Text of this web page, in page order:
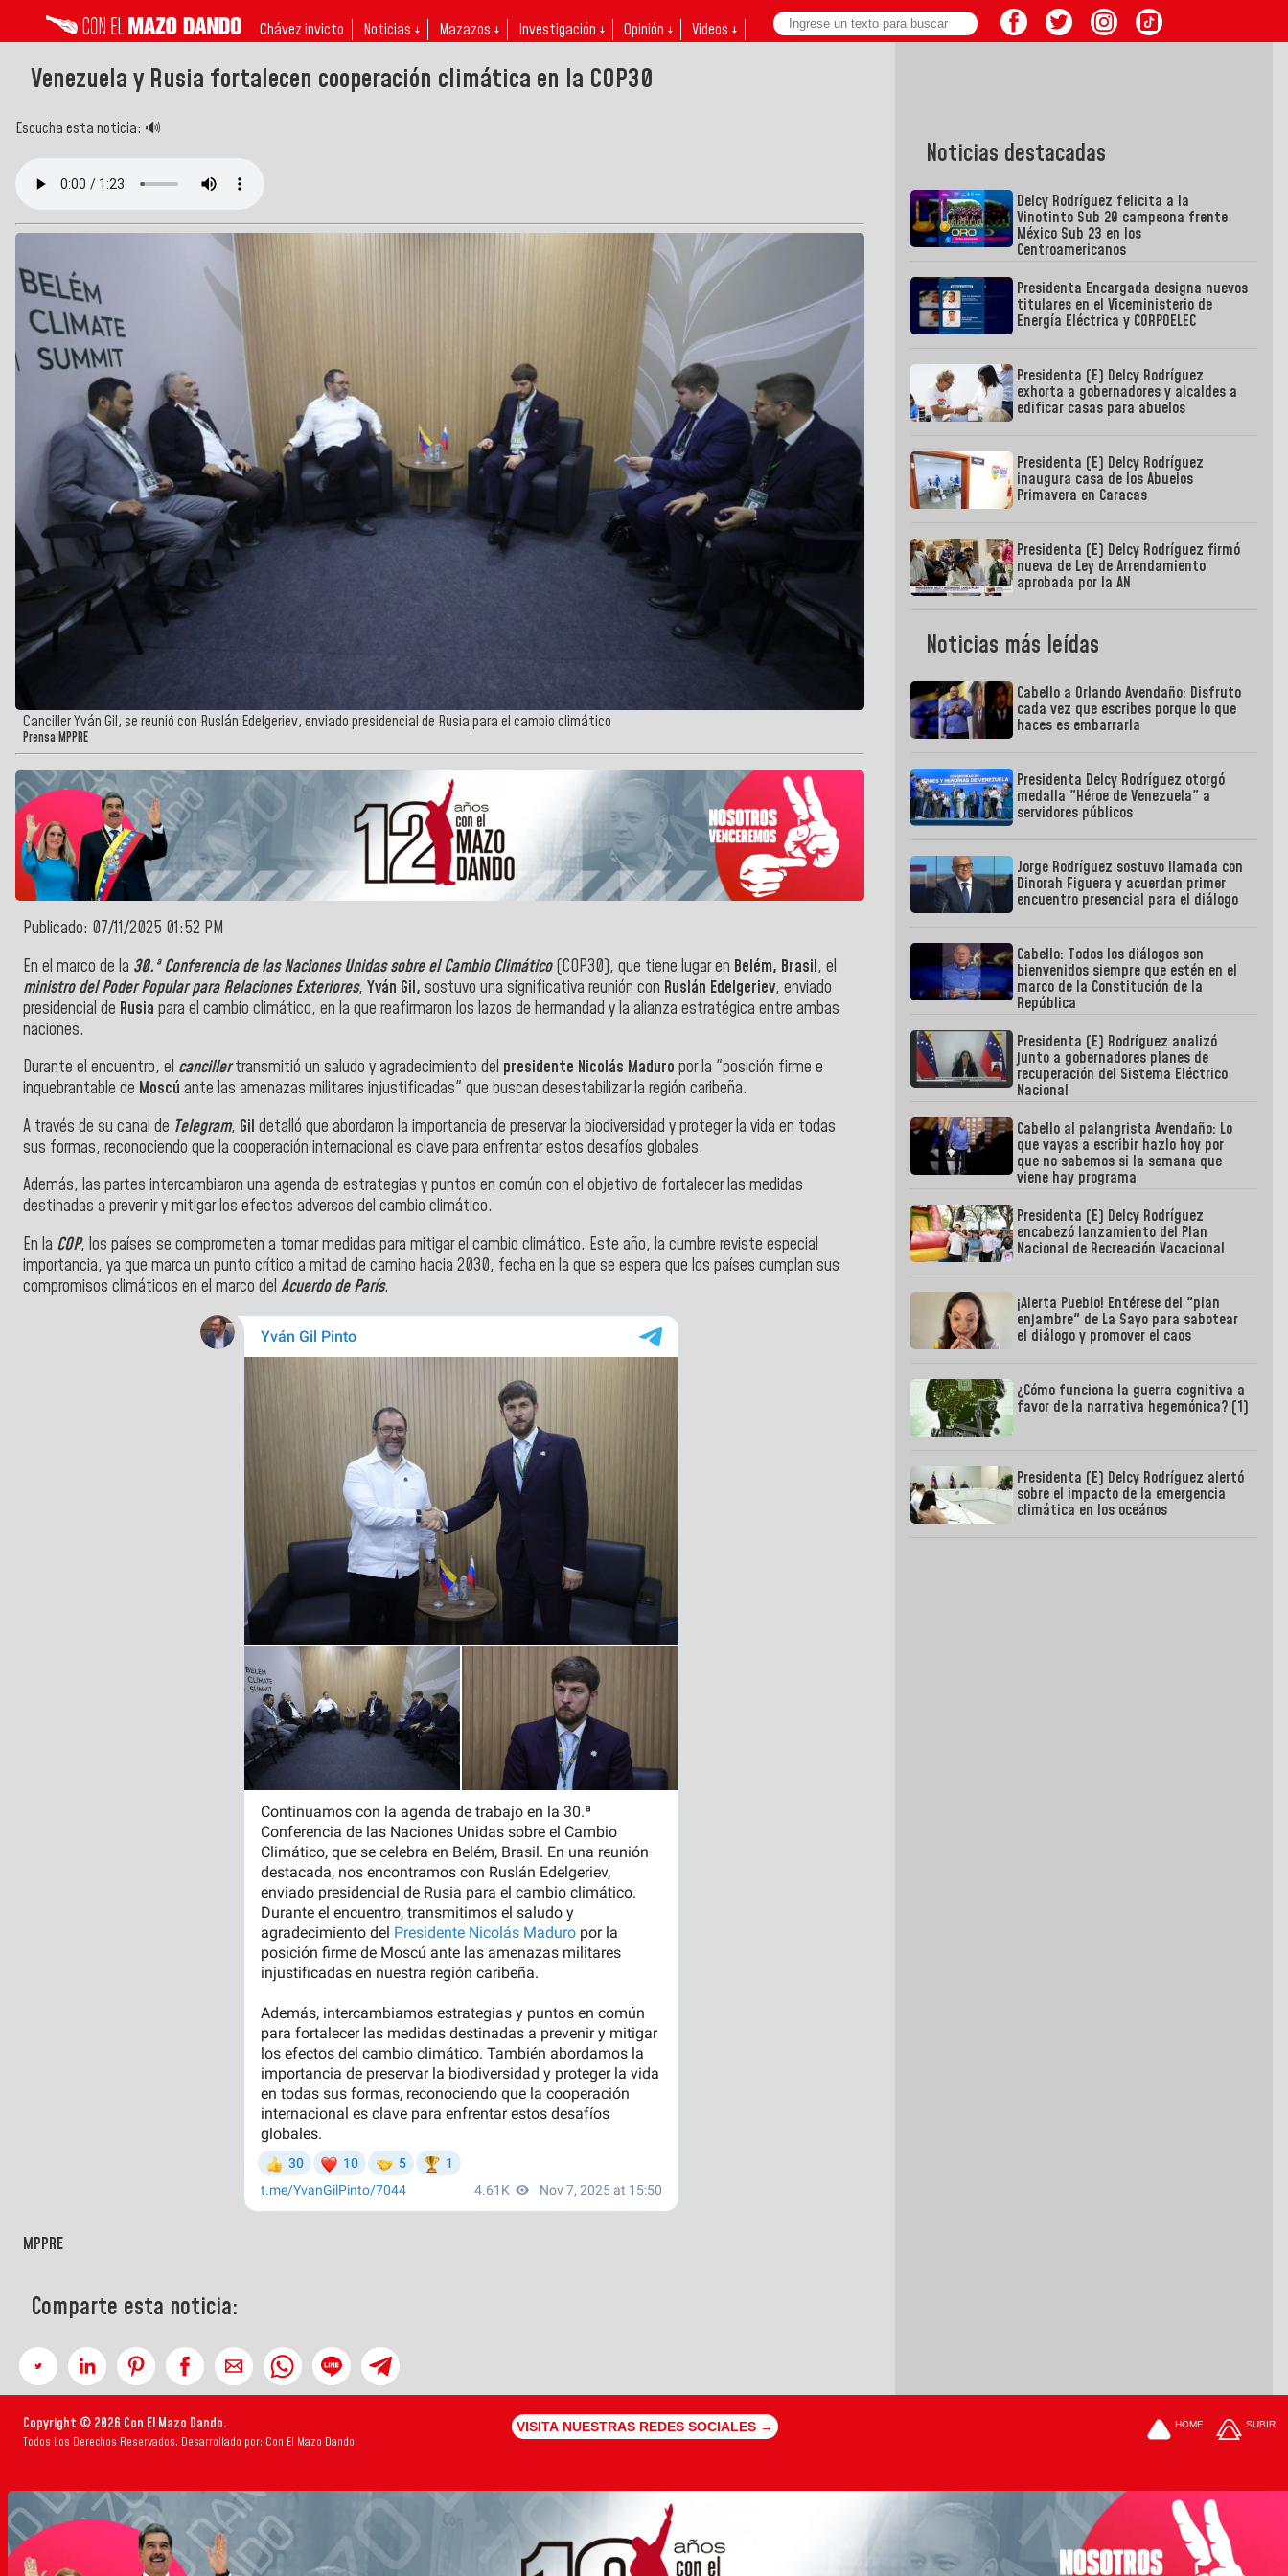
Chávez invicto Noticias ↓ Mazazos ↓ Investigación ↓ Opinión ↓ Videos ↓
Venezuela y Rusia fortalecen cooperación climática en la COP30
Escucha esta noticia: 🔊
Canciller Yván Gil, se reunió con Ruslán Edelgeriev, enviado presidencial de Rusia para el cambio climático
Prensa MPPRE
Publicado: 07/11/2025 01:52 PM
En el marco de la 30.ª Conferencia de las Naciones Unidas sobre el Cambio Climático(COP30), que tiene lugar en Belém, Brasil, el
ministro del Poder Popular para Relaciones Exteriores, Yván Gil, sostuvo una significativa reunión con Ruslán Edelgeriev, enviado
presidencial de Rusia para el cambio climático, en la que reafirmaron los lazos de hermandad y la alianza estratégica entre ambas
naciones.
Durante el encuentro, el cancillertransmitió un saludo y agradecimiento del presidente Nicolás Maduro por la "posición firme e
inquebrantable de Moscú ante las amenazas militares injustificadas" que buscan desestabilizar la región caribeña.
A través de su canal de Telegram, Gil detalló que abordaron la importancia de preservar la biodiversidad y proteger la vida en todas
sus formas, reconociendo que la cooperación internacional es clave para enfrentar estos desafíos globales.
Además, las partes intercambiaron una agenda de estrategias y puntos en común con el objetivo de fortalecer las medidas
destinadas a prevenir y mitigar los efectos adversos del cambio climático.
En la COP, los países se comprometen a tomar medidas para mitigar el cambio climático. Este año, la cumbre reviste especial
importancia, ya que marca un punto crítico a mitad de camino hacia 2030, fecha en la que se espera que los países cumplan sus
compromisos climáticos en el marco del Acuerdo de París.
MPPRE
Comparte esta noticia:
Noticias destacadas
Delcy Rodríguez felicita a la
Vinotinto Sub 20 campeona frente
México Sub 23 en los
Centroamericanos
Presidenta Encargada designa nuevos
titulares en el Viceministerio de
Energía Eléctrica y CORPOELEC
Presidenta (E) Delcy Rodríguez
exhorta a gobernadores y alcaldes a
edificar casas para abuelos
Presidenta (E) Delcy Rodríguez
inaugura casa de los Abuelos
Primavera en Caracas
Presidenta (E) Delcy Rodríguez firmó
nueva de Ley de Arrendamiento
aprobada por la AN
Noticias más leídas
Cabello a Orlando Avendaño: Disfruto
cada vez que escribes porque lo que
haces es embarrarla
Presidenta Delcy Rodríguez otorgó
medalla "Héroe de Venezuela" a
servidores públicos
Jorge Rodríguez sostuvo llamada con
Dinorah Figuera y acuerdan primer
encuentro presencial para el diálogo
Cabello: Todos los diálogos son
bienvenidos siempre que estén en el
marco de la Constitución de la
República
Presidenta (E) Rodríguez analizó
junto a gobernadores planes de
recuperación del Sistema Eléctrico
Nacional
Cabello al palangrista Avendaño: Lo
que vayas a escribir hazlo hoy por
que no sabemos si la semana que
viene hay programa
Presidenta (E) Delcy Rodríguez
encabezó lanzamiento del Plan
Nacional de Recreación Vacacional
¡Alerta Pueblo! Entérese del "plan
enjambre" de La Sayo para sabotear
el diálogo y promover el caos
¿Cómo funciona la guerra cognitiva a
favor de la narrativa hegemónica? (1)
Presidenta (E) Delcy Rodríguez alertó
sobre el impacto de la emergencia
climática en los oceános
Copyright © 2026 Con El Mazo Dando.
Todos Los Derechos Reservados. Desarrollado por: Con El Mazo Dando
VISITA NUESTRAS REDES SOCIALES → HOME SUBIR